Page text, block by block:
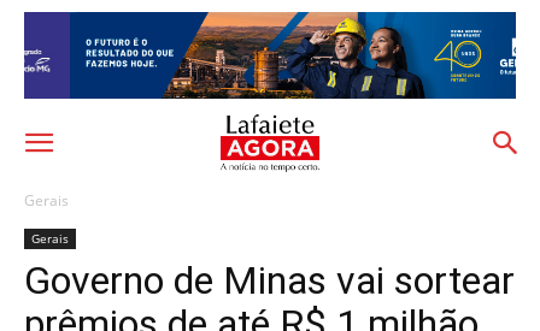
Gerais
Gerais
Governo de Minas vai sortear